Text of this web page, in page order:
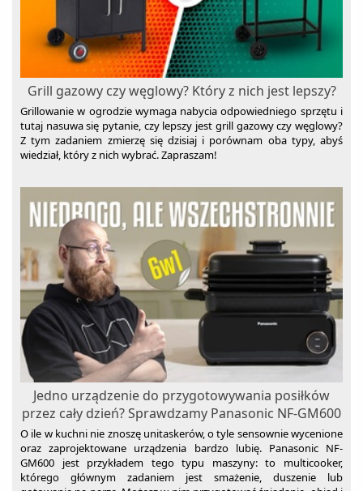
Odkurzacze ogrodowe
Odśnieżarki
Osuszacze powietrza
Parownice do ubrań
Piece do pizzy
Piece gazowe
Sauny
Sortowniki
Stacje meteo
Suszarki do grzybów
Szampony do włosów
Termometry
Termowentylatory
Traktorki ogrodowe
Trampoliny
Umywalki
Baterie umywalkowe
Wanny
Węże ogrodowe
Grill gazowy czy węglowy? Który z nich jest lepszy?
Grillowanie w ogrodzie wymaga nabycia odpowiedniego sprzętu i
tutaj nasuwa się pytanie, czy lepszy jest grill gazowy czy węglowy?
Z tym zadaniem zmierzę się dzisiaj i porównam oba typy, abyś
wiedział, który z nich wybrać. Zapraszam!
Jedno urządzenie do przygotowywania posiłków
przez cały dzień? Sprawdzamy Panasonic NF-GM600
O ile w kuchni nie znoszę unitaskerów, o tyle sensownie wycenione
oraz zaprojektowane urządzenia bardzo lubię. Panasonic NF-
GM600 jest przykładem tego typu maszyny: to multicooker,
którego głównym zadaniem jest smażenie, duszenie lub